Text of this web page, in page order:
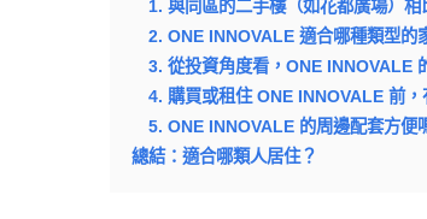
1. 與同區的二手樓（如花都廣場）
2. ONE INNOVALE 適合哪種類型的
3. 從投資角度看，ONE INNOVALE
4. 購買或租住 ONE INNOVALE 前
5. ONE INNOVALE 的周邊配套方便
總結：適合哪類人居住？